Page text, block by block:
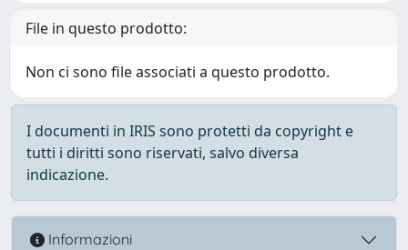
File in questo prodotto:
Non ci sono file associati a questo prodotto.
I documenti in IRIS sono protetti da copyright e
tutti i diritti sono riservati, salvo diversa
indicazione.
Informazioni